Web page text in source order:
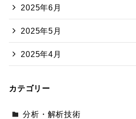
2025年6月
2025年5月
2025年4月
カテゴリー
分析・解析技術